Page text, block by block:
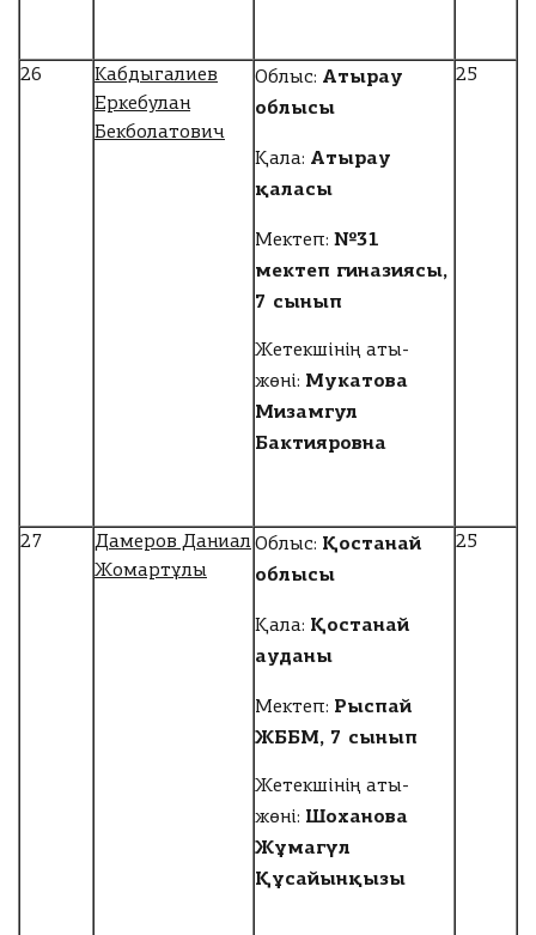
26
Кабдыгалиев
Еркебулан
Бекболатович
Облыс: Атырау
облысы
Қала: Атырау
қаласы
Мектеп: №31
мектеп гиназиясы,
7 сынып
Жетекшінің аты-
жөні: Мукатова
Мизамгул
Бактияровна
25
27
Дамеров Даниал
Жомартұлы
Облыс: Қостанай
облысы
Қала: Қостанай
ауданы
Мектеп: Рыспай
ЖББМ, 7 сынып
Жетекшінің аты-
жөні: Шоханова
Жұмагүл
Құсайынқызы
25